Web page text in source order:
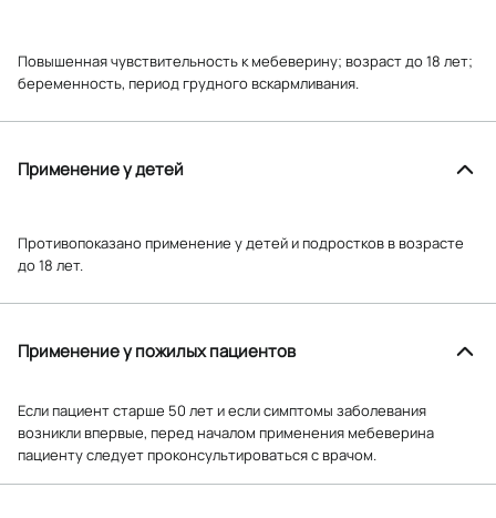
Повышенная чувствительность к мебеверину; возраст до 18 лет;
беременность, период грудного вскармливания.
Применение у детей
Противопоказано применение у детей и подростков в возрасте
до 18 лет.
Применение у пожилых пациентов
Если пациент старше 50 лет и если симптомы заболевания
возникли впервые, перед началом применения мебеверина
пациенту следует проконсультироваться с врачом.